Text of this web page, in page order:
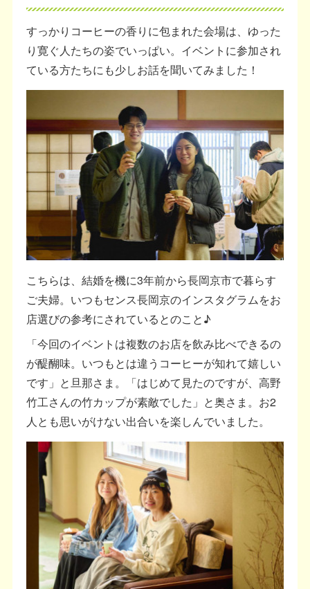
すっかりコーヒーの香りに包まれた会場は、ゆった
り寛ぐ人たちの姿でいっぱい。イベントに参加され
ている方たちにも少しお話を聞いてみました！
こちらは、結婚を機に3年前から長岡京市で暮らす
ご夫婦。いつもセンス長岡京のインスタグラムをお
店選びの参考にされているとのこと♪
「今回のイベントは複数のお店を飲み比べできるの
が醍醐味。いつもとは違うコーヒーが知れて嬉しい
です」と旦那さま。「はじめて見たのですが、高野
竹工さんの竹カップが素敵でした」と奥さま。お2
人とも思いがけない出合いを楽しんでいました。